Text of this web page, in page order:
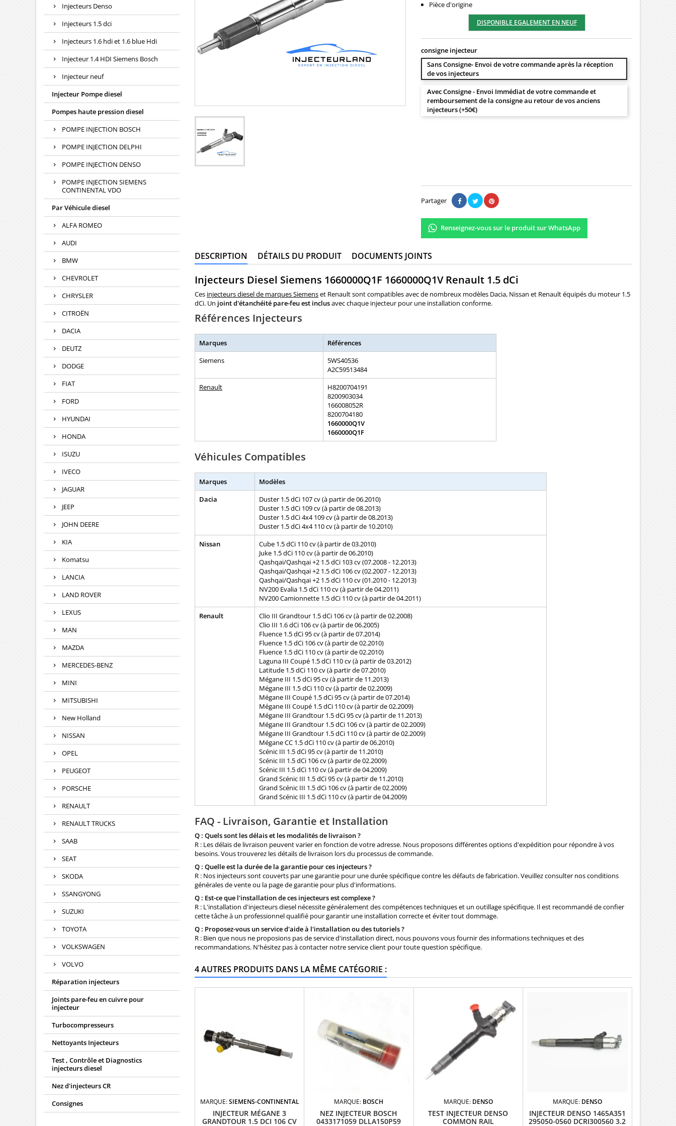
Injecteurs Denso
Injecteurs 1.5 dci
Injecteurs 1.6 hdi et 1.6 blue Hdi
Injecteur 1.4 HDI Siemens Bosch
Injecteur neuf
Injecteur Pompe diesel
Pompes haute pression diesel
POMPE INJECTION BOSCH
POMPE INJECTION DELPHI
POMPE INJECTION DENSO
POMPE INJECTION SIEMENS
CONTINENTAL VDO
Par Véhicule diesel
ALFA ROMEO
AUDI
BMW
CHEVROLET
CHRYSLER
CITROËN
DACIA
DEUTZ
DODGE
FIAT
FORD
HYUNDAI
HONDA
ISUZU
IVECO
JAGUAR
JEEP
JOHN DEERE
KIA
Komatsu
LANCIA
LAND ROVER
LEXUS
MAN
MAZDA
MERCEDES-BENZ
MINI
MITSUBISHI
New Holland
NISSAN
OPEL
PEUGEOT
PORSCHE
RENAULT
RENAULT TRUCKS
SAAB
SEAT
SKODA
SSANGYONG
SUZUKI
TOYOTA
VOLKSWAGEN
VOLVO
Réparation injecteurs
Joints pare-feu en cuivre pour
injecteur
Turbocompresseurs
Nettoyants Injecteurs
Test , Contrôle et Diagnostics
injecteurs diesel
Nez d'injecteurs CR
Consignes
Pièce d'origine
DISPONIBLE EGALEMENT EN NEUF
consigne injecteur
Sans Consigne- Envoi de votre commande après la réception
de vos injecteurs
Avec Consigne - Envoi Immédiat de votre commande et
remboursement de la consigne au retour de vos anciens
injecteurs (+50€)
Partager
Renseignez-vous sur le produit sur WhatsApp
DESCRIPTION DÉTAILS DU PRODUIT DOCUMENTS JOINTS
Injecteurs Diesel Siemens 1660000Q1F 1660000Q1V Renault 1.5 dCi
Ces injecteurs diesel de marques Siemenset Renault sont compatibles avec de nombreux modèles Dacia, Nissan et Renault équipés du moteur 1.5
dCi. Un joint d'étanchéité pare-feu est inclusavec chaque injecteur pour une installation conforme.
Références Injecteurs
Marques
Références
Siemens
5WS40536
A2C59513484
Renault
H8200704191
8200903034
166008052R
8200704180
1660000Q1V
1660000Q1F
Véhicules Compatibles
Marques
Modèles
Dacia
Duster 1.5 dCi 107 cv (à partir de 06.2010)
Duster 1.5 dCi 109 cv (à partir de 08.2013)
Duster 1.5 dCi 4x4 109 cv (à partir de 08.2013)
Duster 1.5 dCi 4x4 110 cv (à partir de 10.2010)
Nissan
Cube 1.5 dCi 110 cv (à partir de 03.2010)
Juke 1.5 dCi 110 cv (à partir de 06.2010)
Qashqai/Qashqai +2 1.5 dCi 103 cv (07.2008 - 12.2013)
Qashqai/Qashqai +2 1.5 dCi 106 cv (02.2007 - 12.2013)
Qashqai/Qashqai +2 1.5 dCi 110 cv (01.2010 - 12.2013)
NV200 Evalia 1.5 dCi 110 cv (à partir de 04.2011)
NV200 Camionnette 1.5 dCi 110 cv (à partir de 04.2011)
Renault
Clio III Grandtour 1.5 dCi 106 cv (à partir de 02.2008)
Clio III 1.6 dCi 106 cv (à partir de 06.2005)
Fluence 1.5 dCi 95 cv (à partir de 07.2014)
Fluence 1.5 dCi 106 cv (à partir de 02.2010)
Fluence 1.5 dCi 110 cv (à partir de 02.2010)
Laguna III Coupé 1.5 dCi 110 cv (à partir de 03.2012)
Latitude 1.5 dCi 110 cv (à partir de 07.2010)
Mégane III 1.5 dCi 95 cv (à partir de 11.2013)
Mégane III 1.5 dCi 110 cv (à partir de 02.2009)
Mégane III Coupé 1.5 dCi 95 cv (à partir de 07.2014)
Mégane III Coupé 1.5 dCi 110 cv (à partir de 02.2009)
Mégane III Grandtour 1.5 dCi 95 cv (à partir de 11.2013)
Mégane III Grandtour 1.5 dCi 106 cv (à partir de 02.2009)
Mégane III Grandtour 1.5 dCi 110 cv (à partir de 02.2009)
Mégane CC 1.5 dCi 110 cv (à partir de 06.2010)
Scénic III 1.5 dCi 95 cv (à partir de 11.2010)
Scénic III 1.5 dCi 106 cv (à partir de 02.2009)
Scénic III 1.5 dCi 110 cv (à partir de 04.2009)
Grand Scénic III 1.5 dCi 95 cv (à partir de 11.2010)
Grand Scénic III 1.5 dCi 106 cv (à partir de 02.2009)
Grand Scénic III 1.5 dCi 110 cv (à partir de 04.2009)
FAQ - Livraison, Garantie et Installation
Q : Quels sont les délais et les modalités de livraison ?
R : Les délais de livraison peuvent varier en fonction de votre adresse. Nous proposons différentes options d'expédition pour répondre à vos
besoins. Vous trouverez les détails de livraison lors du processus de commande.
Q : Quelle est la durée de la garantie pour ces injecteurs ?
R : Nos injecteurs sont couverts par une garantie pour une durée spécifique contre les défauts de fabrication. Veuillez consulter nos conditions
générales de vente ou la page de garantie pour plus d'informations.
Q : Est-ce que l'installation de ces injecteurs est complexe ?
R : L'installation d'injecteurs diesel nécessite généralement des compétences techniques et un outillage spécifique. Il est recommandé de confier
cette tâche à un professionnel qualifié pour garantir une installation correcte et éviter tout dommage.
Q : Proposez-vous un service d'aide à l'installation ou des tutoriels ?
R : Bien que nous ne proposions pas de service d'installation direct, nous pouvons vous fournir des informations techniques et des
recommandations. N'hésitez pas à contacter notre service client pour toute question spécifique.
4 AUTRES PRODUITS DANS LA MÊME CATÉGORIE :
MARQUE:SIEMENS-CONTINENTAL
INJECTEUR MÉGANE 3
GRANDTOUR 1.5 DCI 106 CV
MARQUE: BOSCH
NEZ INJECTEUR BOSCH
0433171059 DLLA150P59
MARQUE: DENSO
TEST INJECTEUR DENSO
COMMON RAIL
MARQUE: DENSO
INJECTEUR DENSO 1465A351
295050-0560 DCRI300560 3.2